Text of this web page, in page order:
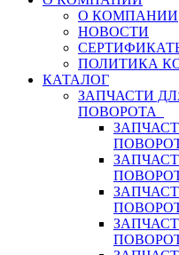
О КОМПАНИИ
НОВОСТИ
ПОЛИТИКА
КАТАЛОГ
ЗАПЧАСТИ
ПОВОРОТА